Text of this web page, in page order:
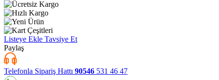
Listeye Ekle Tavsiye Et
Paylaş
Telefonla Sipariş Hattı 90546 531 46 47